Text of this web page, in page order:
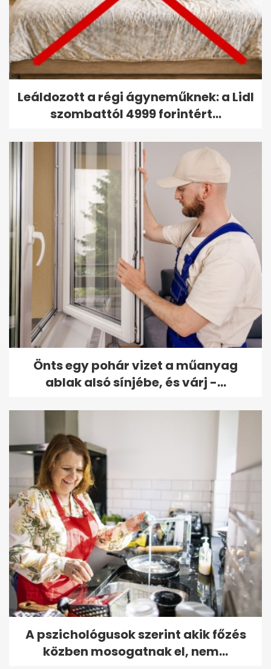
Leáldozott a régi ágyneműknek: a Lidl
szombattól 4999 forintért...
Önts egy pohár vizet a műanyag
ablak alsó sínjébe, és várj -...
A pszichológusok szerint akik főzés
közben mosogatnak el, nem...